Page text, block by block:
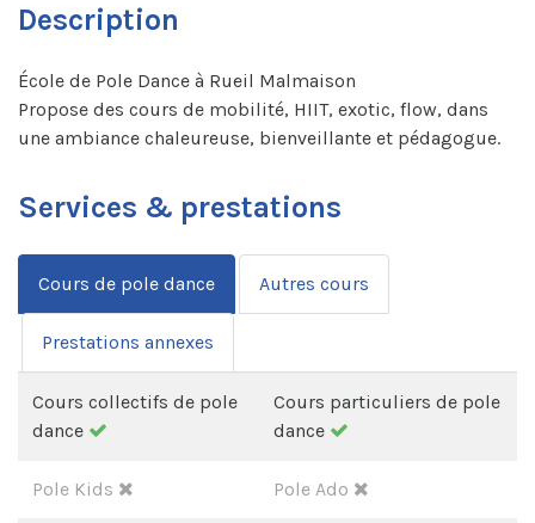
Description
École de Pole Dance à Rueil Malmaison
Propose des cours de mobilité, HIIT, exotic, flow, dans
une ambiance chaleureuse, bienveillante et pédagogue.
Services & prestations
Cours de pole dance Autres cours
Prestations annexes
Cours collectifs de pole
dance
Cours particuliers de pole
dance
Pole Kids Pole Ado